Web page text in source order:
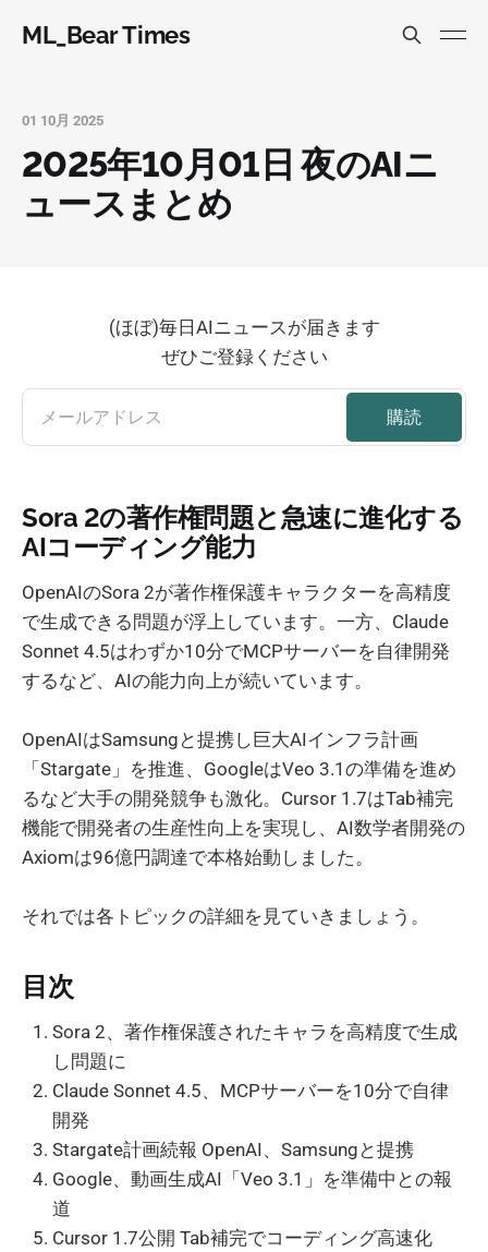
ML_Bear Times
01 10月 2025
2025年10月01日 夜のAIニ
ュースまとめ
(ほぼ)毎日AIニュースが届きます
ぜひご登録ください
Sora 2の著作権問題と急速に進化する
AIコーディング能力
OpenAIのSora 2が著作権保護キャラクターを高精度
で生成できる問題が浮上しています。一方、Claude
Sonnet 4.5はわずか10分でMCPサーバーを自律開発
するなど、AIの能力向上が続いています。
OpenAIはSamsungと提携し巨大AIインフラ計画
「Stargate」を推進、GoogleはVeo 3.1の準備を進め
るなど大手の開発競争も激化。Cursor 1.7はTab補完
機能で開発者の生産性向上を実現し、AI数学者開発の
Axiomは96億円調達で本格始動しました。
それでは各トピックの詳細を見ていきましょう。
目次
Sora 2、著作権保護されたキャラを高精度で生成
し問題に
Claude Sonnet 4.5、MCPサーバーを10分で自律
開発
Stargate計画続報 OpenAI、Samsungと提携
Google、動画生成AI「Veo 3.1」を準備中との報
道
Cursor 1.7公開 Tab補完でコーディング高速化